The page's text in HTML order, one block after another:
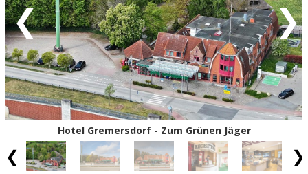
Hotel Gremersdorf - Zum Grünen Jäger